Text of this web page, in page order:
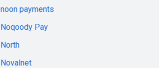
noon payments
Noqoody Pay
North
Novalnet